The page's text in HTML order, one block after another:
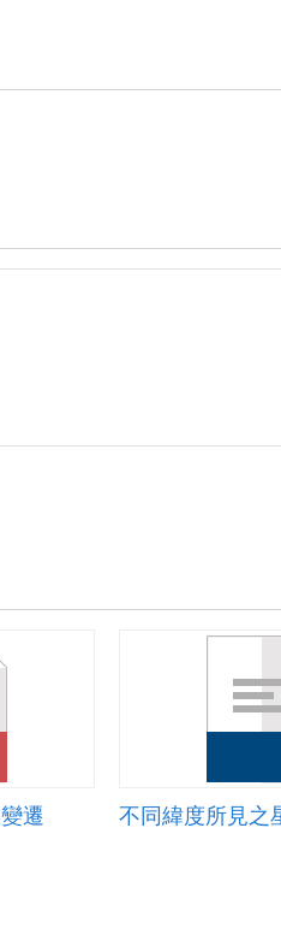
遷 不同緯度所見之